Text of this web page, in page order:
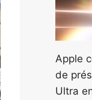
Apple
de
Ultra